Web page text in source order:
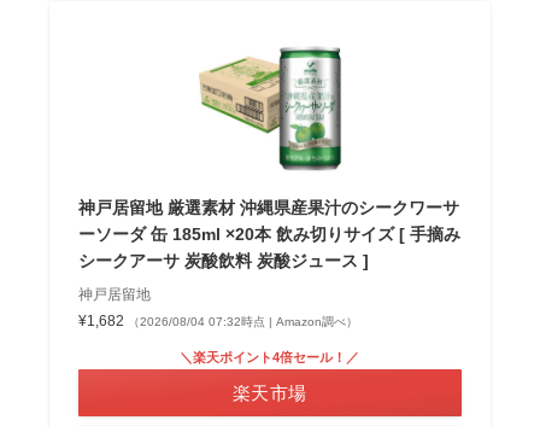
神戸居留地 厳選素材 沖縄県産果汁のシークワーサ
ーソーダ 缶 185ml ×20本 飲み切りサイズ [ 手摘み
シークアーサ 炭酸飲料 炭酸ジュース ]
神戸居留地
¥1,682
（2026/08/04 07:32時点 | Amazon調べ）
＼楽天ポイント4倍セール！／
楽天市場